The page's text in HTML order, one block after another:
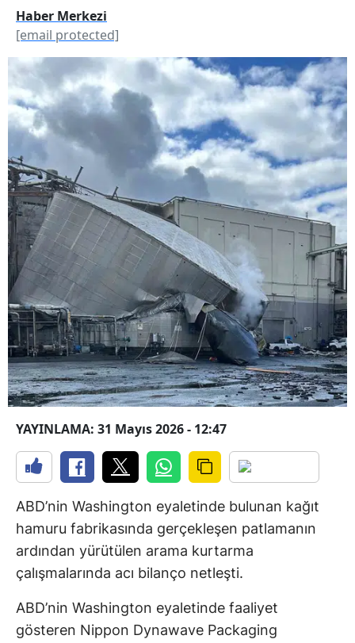
Haber Merkezi
[email protected]
YAYINLAMA: 31 Mayıs 2026 - 12:47
ABD’nin Washington eyaletinde bulunan kağıt
hamuru fabrikasında gerçekleşen patlamanın
ardından yürütülen arama kurtarma
çalışmalarında acı bilanço netleşti.
ABD’nin Washington eyaletinde faaliyet
gösteren Nippon Dynawave Packaging